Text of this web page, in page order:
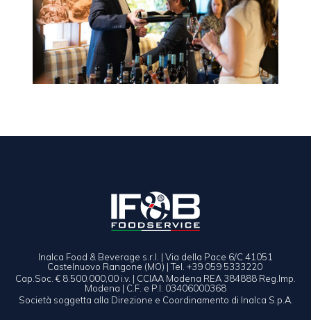
Inalca Food & Beverage s.r.l. | Via della Pace 6/C 41051
Castelnuovo Rangone (MO) | Tel. +39 059 5333220
Cap.Soc. € 8.500.000,00 i.v. | CCIAA Modena REA 384888 Reg.Imp.
Modena | C.F. e P.I. 03406000368
Società soggetta alla Direzione e Coordinamento di Inalca S.p.A.